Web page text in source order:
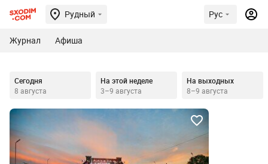
Рудный Рус
Журнал Афиша
Сегодня
8 августа
На этой неделе
3–9 августа
На выходных
8–9 августа